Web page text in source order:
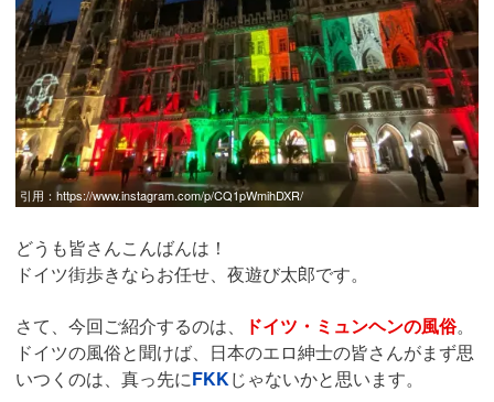
引用： https://www.instagram.com/p/CQ1pWmihDXR/
どうも皆さんこんばんは！
ドイツ街歩きならお任せ、夜遊び太郎です。
さて、今回ご紹介するのは、 ドイツ・ミュンヘンの風俗。
ドイツの風俗と聞けば、日本のエロ紳士の皆さんがまず思
いつくのは、真っ先にFKKじゃないかと思います。